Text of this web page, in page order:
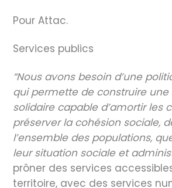
Pour Attac.
Services publics
“Nous avons besoin d’une
qui permette de construire une
solidaire capable d’amortir les
préserver la cohésion sociale,
l’ensemble des populations,
leur situation sociale et
prôner des services
territoire, avec des services